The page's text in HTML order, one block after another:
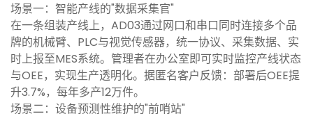
场景一：智能产线的"数据采集官"
在一条组装产线上，AD03通过网口和串口同时连接多个品
牌的机械臂、PLC与视觉传感器，统一协议、采集数据、实
时上报至MES系统。管理者在办公室即可实时监控产线状态
与OEE，实现生产透明化。据匿名客户反馈：部署后OEE提
升3.7%，每年多产12万件。
场景二：设备预测性维护的"前哨站"